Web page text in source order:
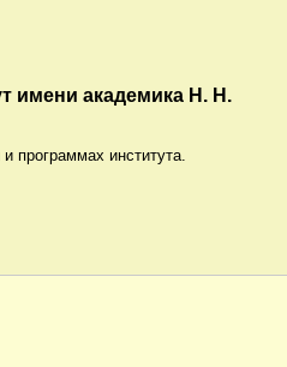
имени академика Н. Н.
программах института.